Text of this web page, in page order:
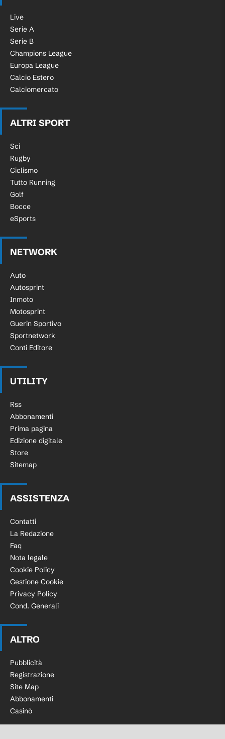
Live
Serie A
Serie B
Champions League
Europa League
Calcio Estero
Calciomercato
ALTRI SPORT
Sci
Rugby
Ciclismo
Tutto Running
Golf
Bocce
eSports
NETWORK
Auto
Autosprint
Inmoto
Motosprint
Guerin Sportivo
Sportnetwork
Conti Editore
UTILITY
Rss
Abbonamenti
Prima pagina
Edizione digitale
Store
Sitemap
ASSISTENZA
Contatti
La Redazione
Faq
Nota legale
Cookie Policy
Gestione Cookie
Privacy Policy
Cond. Generali
ALTRO
Pubblicità
Registrazione
Site Map
Abbonamenti
Casinò